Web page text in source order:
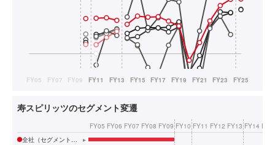
寿スピリッツのセグメント変遷
FY05 FY06 FY07 FY08 FY09 FY10 FY11 FY12 FY13 FY14
▸